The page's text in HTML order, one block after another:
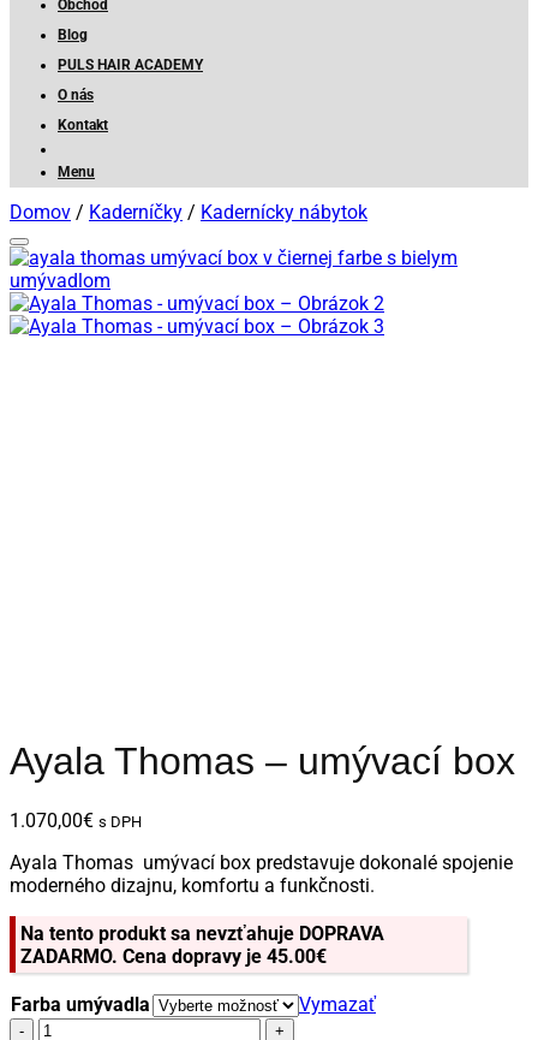
Obchod
Blog
PULS HAIR ACADEMY
O nás
Kontakt
Menu
Domov / Kaderníčky / Kadernícky nábytok
Ayala Thomas – umývací box
1.070,00€ s DPH
Ayala Thomas umývací box predstavuje dokonalé spojenie
moderného dizajnu, komfortu a funkčnosti.
Na tento produkt sa nevzťahuje DOPRAVA
ZADARMO. Cena dopravy je 45.00€
Farba umývadla
Vymazať
množstvo